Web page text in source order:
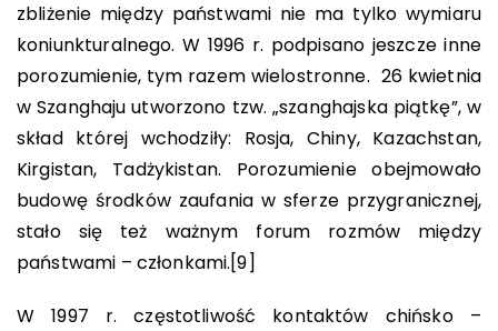
zbliżenie między państwami nie ma tylko wymiaru
koniunkturalnego. W 1996 r. podpisano jeszcze inne
porozumienie, tym razem wielostronne. 26 kwietnia
w Szanghaju utworzono tzw. „szanghajska piątkę”, w
skład której wchodziły: Rosja, Chiny, Kazachstan,
Kirgistan, Tadżykistan. Porozumienie obejmowało
budowę środków zaufania w sferze przygranicznej,
stało się też ważnym forum rozmów między
państwami – członkami.[9]
W 1997 r. częstotliwość kontaktów chińsko –